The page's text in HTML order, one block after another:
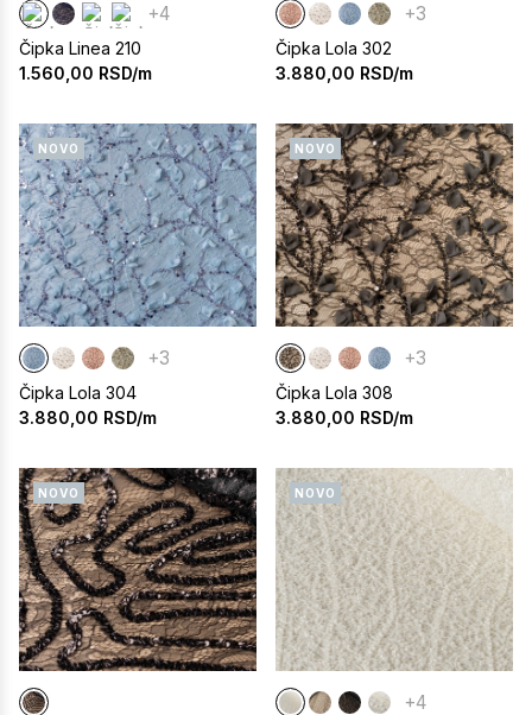
+4
Čipka Linea 210
1.560,00 RSD/m
+3
Čipka Lola 302
3.880,00 RSD/m
NOVO
+3
Čipka Lola 304
3.880,00 RSD/m
NOVO
+3
Čipka Lola 308
3.880,00 RSD/m
NOVO NOVO
+4